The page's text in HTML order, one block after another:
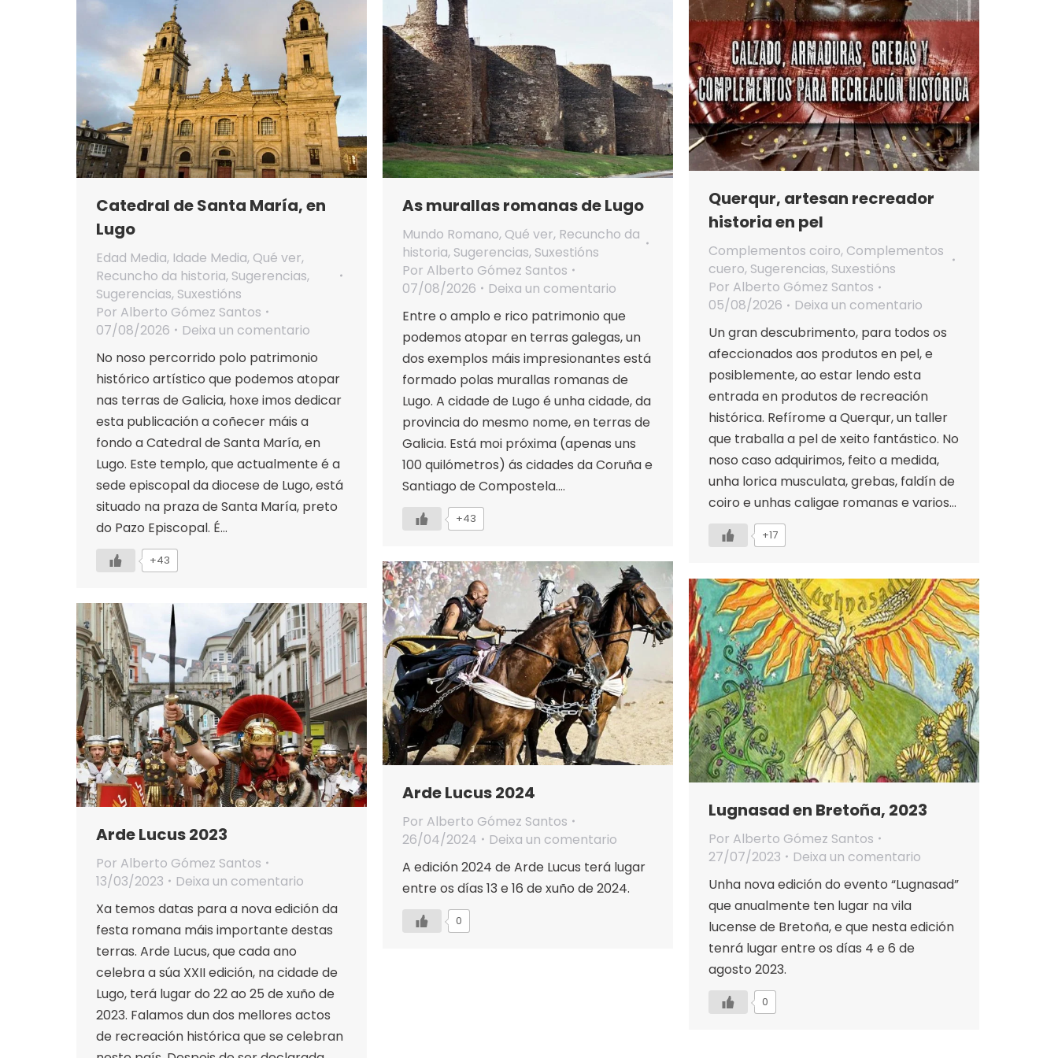
Catedral de Santa María, en
Lugo
Edad Media, Idade Media, Qué ver,
Recuncho da historia, Sugerencias,
Sugerencias, Suxestións
Por Alberto Gómez Santos
07/08/2026
Deixa un comentario
No noso percorrido polo patrimonio
histórico artístico que podemos atopar
nas terras de Galicia, hoxe imos dedicar
esta publicación a coñecer máis a
fondo a Catedral de Santa María, en
Lugo. Este templo, que actualmente é a
sede episcopal da diocese de Lugo, está
situado na praza de Santa María, preto
do Pazo Episcopal. É…
+43
As murallas romanas de Lugo
Mundo Romano, Qué ver, Recuncho da
historia, Sugerencias, Suxestións
Por Alberto Gómez Santos
07/08/2026
Deixa un comentario
Entre o amplo e rico patrimonio que
podemos atopar en terras galegas, un
dos exemplos máis impresionantes está
formado polas murallas romanas de
Lugo. A cidade de Lugo é unha cidade, da
provincia do mesmo nome, en terras de
Galicia. Está moi próxima (apenas uns
100 quilómetros) ás cidades da Coruña e
Santiago de Compostela.…
+43
Querqur, artesan recreador
historia en pel
Complementos coiro, Complementos
cuero, Sugerencias, Suxestións
Por Alberto Gómez Santos
05/08/2026
Deixa un comentario
Un gran descubrimento, para todos os
afeccionados aos produtos en pel, e
posiblemente, ao estar lendo esta
entrada en produtos de recreación
histórica. Refírome a Querqur, un taller
que traballa a pel de xeito fantástico. No
noso caso adquirimos, feito a medida,
unha lorica musculata, grebas, faldín de
coiro e unhas caligae romanas e varios…
+17
Arde Lucus 2024
Por Alberto Gómez Santos
26/04/2024
Deixa un comentario
A edición 2024 de Arde Lucus terá lugar
entre os días 13 e 16 de xuño de 2024.
0
Lugnasad en Bretoña, 2023
Por Alberto Gómez Santos
27/07/2023
Deixa un comentario
Unha nova edición do evento “Lugnasad”
que anualmente ten lugar na vila
lucense de Bretoña, e que nesta edición
tenrá lugar entre os días 4 e 6 de
agosto 2023.
0
Arde Lucus 2023
Por Alberto Gómez Santos
13/03/2023
Deixa un comentario
Xa temos datas para a nova edición da
festa romana máis importante destas
terras. Arde Lucus, que cada ano
celebra a súa XXII edición, na cidade de
Lugo, terá lugar do 22 ao 25 ​​de xuño de
2023. Falamos dun dos mellores actos
de recreación histórica que se celebran